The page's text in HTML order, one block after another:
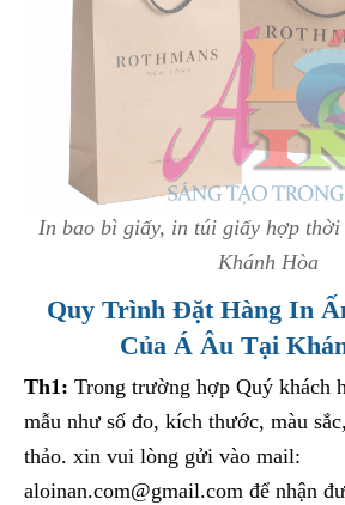
In bao bì giấy, in túi giấy hợp
Khánh Hòa
Quy Trình Đặt Hàng In
Của Á Âu Tại
Th1: Trong trường hợp Quý khách
mẫu như số đo, kích thước, màu
thảo. xin vui lòng gửi vào mail:
aloinan.com@gmail.com để nhận